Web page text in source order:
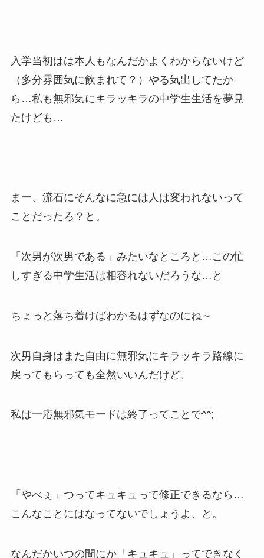
入学当初はは本人もなんだかよくわからないけど
（多分雰囲気に飲まれて？）やる気出してたか
ら…私も無邪気にキラッキラの中学生生活を夢見
たけども…
まー、流石にそんなに急には人は変われないって
ことだったろ？と。
「次男が次男である」みたいなところと…この忙
しすぎる中学生活は相容れないだろうな…と
ちょっと落ち着けばわかるはずなのにね～
次男自身はまた自由に無邪気にキラッキラ路線に
戻ってもらっても全然いいんだけど、
私は一応無邪気モードは終了ってことで^^;
「やべぇ」つってキュキュって修正できるなら…
こんなことにはなってないでしょうよ、と。
なんだかいつの間にか「キュキュ」ってできなく